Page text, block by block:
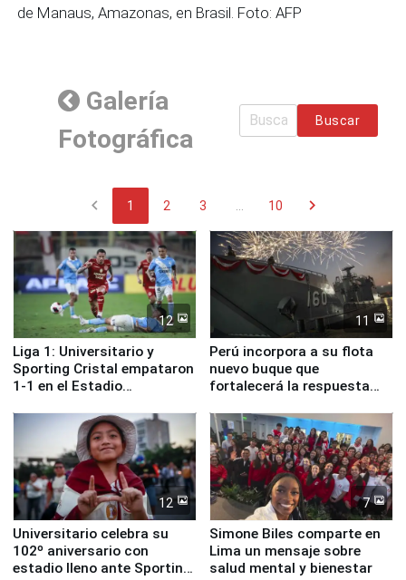
de Manaus, Amazonas, en Brasil. Foto: AFP
Galería
Fotográfica
Buscar
chevron_left 1 2 3 10 chevron_right
12
Liga 1: Universitario y
Sporting Cristal empataron
1-1 en el Estadio
11
Perú incorpora a su flota
nuevo buque que
fortalecerá la respuesta
12
Universitario celebra su
102º aniversario con
estadio lleno ante Sporting
7
Simone Biles comparte en
Lima un mensaje sobre
salud mental y bienestar